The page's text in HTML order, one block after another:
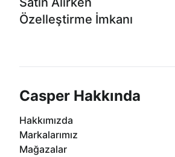
Özelleştirme İmkanı
Casper Hakkında
Hakkımızda
Markalarımız
Mağazalar